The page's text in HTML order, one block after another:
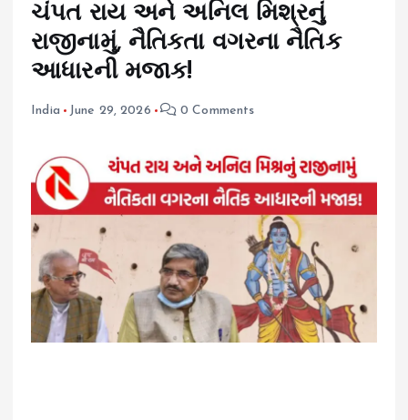
ચંપત રાય અને અનિલ મિશ્રનું
રાજીનામું, નૈતિકતા વગરના નૈતિક
આધારની મજાક!
India June 29, 2026 0 Comments